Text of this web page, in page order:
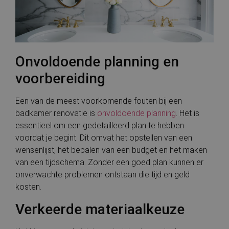
Onvoldoende planning en
voorbereiding
Een van de meest voorkomende fouten bij een
badkamer renovatie is onvoldoende planning. Het is
essentieel om een gedetailleerd plan te hebben
voordat je begint. Dit omvat het opstellen van een
wensenlijst, het bepalen van een budget en het maken
van een tijdschema. Zonder een goed plan kunnen er
onverwachte problemen ontstaan die tijd en geld
kosten.
Verkeerde materiaalkeuze
.thespruce.com
countryCode
te
CookieScriptConsent
CookieScript
bauwerken.nl
4 weken 2
dagen
Google Privacy Policy